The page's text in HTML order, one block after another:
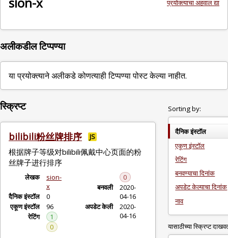
प्रयोक्त्याचा अहवाल द्या
अलीकडील टिप्पण्या
या प्रयोक्त्याने अलीकडे कोणत्याही टिप्पण्या पोस्ट केल्या नाहीत.
स्क्रिप्ट
bilibili粉丝牌排序 JS
根据牌子等级对bilibili佩戴中心页面的粉
丝牌子进行排序
लेखक
sion-
x
दैनिक इंस्टॉल
0
एकूण इंस्टॉल
96
रेटिंग
1
0
0
बनवली
2020-
04-16
अपडेट केली
2020-
04-16
Sorting by:
दैनिक इंस्टॉल
एकूण इंस्टॉल
रेटिंग
बनवण्याचा दिनांक
अपडेट केल्याचा दिनांक
नाव
यासाठीच्या स्क्रिप्ट